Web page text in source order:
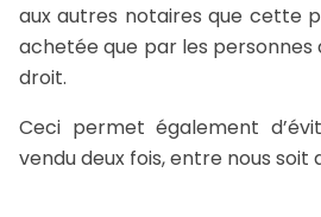
aux autres notaires que cette
achetée que par les personnes
droit.
Ceci permet également
vendu deux fois, entre nous soit